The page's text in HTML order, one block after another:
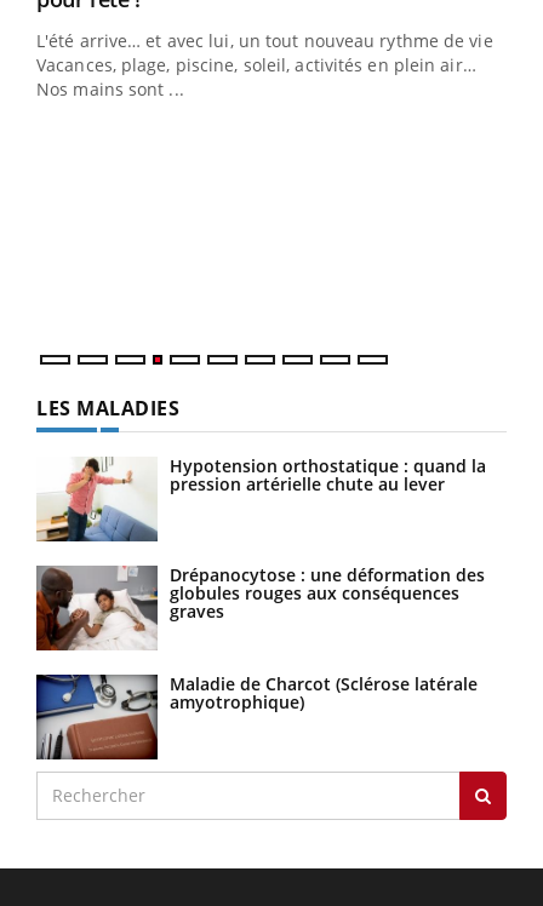
L'été arrive… et avec lui, un tout nouveau rythme de vie !
Vacances, plage, piscine, soleil, activités en plein air…
Nos mains sont ...
Le Ramadan approche, et, pour de nombreuses
personnes atteintes de diabète, c'est une période de
questions, de défis, mais ...
LES MALADIES
Hypotension orthostatique : quand la
pression artérielle chute au lever
Drépanocytose : une déformation des
globules rouges aux conséquences
graves
Maladie de Charcot (Sclérose latérale
amyotrophique)